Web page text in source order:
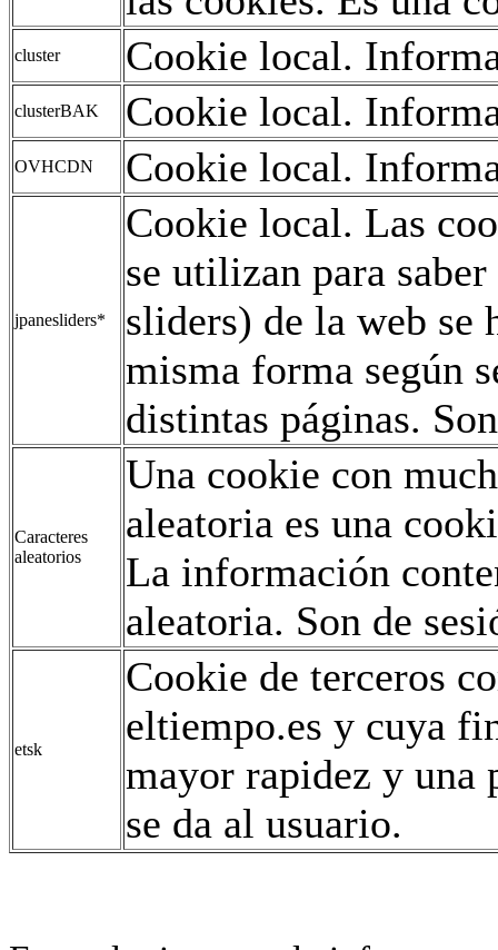
cluster Cookie local.
clusterBAK Cookie local.
OVHCDN Cookie local.
jpanesliders*
Cookie local. Las
se utilizan para
sliders) de la web se
misma forma según
distintas páginas.
Caracteres
aleatorios
Una cookie con
aleatoria es una
La información
aleatoria. Son de
etsk
Cookie de terceros
eltiempo.es y cuya
mayor rapidez y una
se da al usuario.